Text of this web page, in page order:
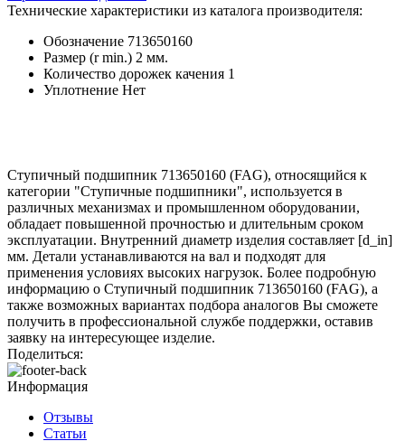
Технические характеристики из каталога производителя:
Обозначение 713650160
Размер (r min.) 2 мм.
Количество дорожек качения 1
Уплотнение Нет
Ступичный подшипник 713650160 (FAG), относящийся к
категории "Ступичные подшипники", используется в
различных механизмах и промышленном оборудовании,
обладает повышенной прочностью и длительным сроком
эксплуатации. Внутренний диаметр изделия составляет [d_in]
мм. Детали устанавливаются на вал и подходят для
применения условиях высоких нагрузок. Более подробную
информацию о Ступичный подшипник 713650160 (FAG), а
также возможных вариантах подбора аналогов Вы сможете
получить в профессиональной службе поддержки, оставив
заявку на интересующее изделие.
Поделиться:
Информация
Отзывы
Статьи